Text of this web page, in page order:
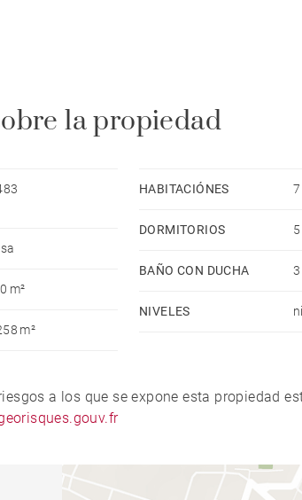
la propiedad
m²
m²
HABITACIÓNES
DORMITORIOS
BAÑO CON DUCHA
NIVELES
a los que se expone esta propiedad